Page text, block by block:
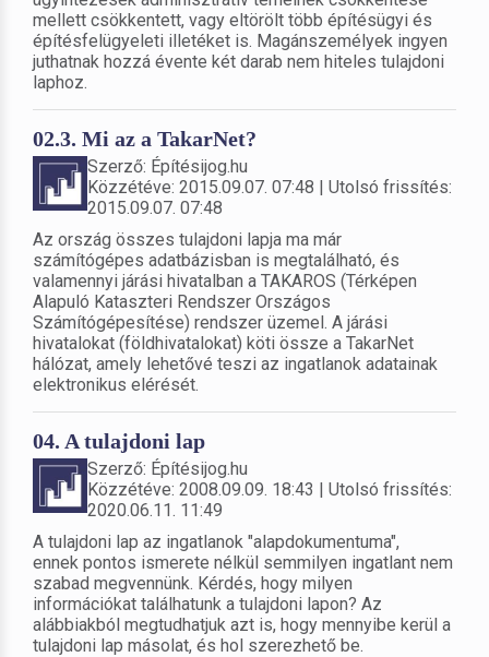
mellett csökkentett, vagy eltörölt több építésügyi és
építésfelügyeleti illetéket is. Magánszemélyek ingyen
juthatnak hozzá évente két darab nem hiteles tulajdoni
laphoz.
02.3. Mi az a TakarNet?
Szerző: Építésijog.hu
Közzétéve: 2015.09.07. 07:48 | Utolsó frissítés:
2015.09.07. 07:48
Az ország összes tulajdoni lapja ma már
számítógépes adatbázisban is megtalálható, és
valamennyi járási hivatalban a TAKAROS (Térképen
Alapuló Kataszteri Rendszer Országos
Számítógépesítése) rendszer üzemel. A járási
hivatalokat (földhivatalokat) köti össze a TakarNet
hálózat, amely lehetővé teszi az ingatlanok adatainak
elektronikus elérését.
04. A tulajdoni lap
Szerző: Építésijog.hu
Közzétéve: 2008.09.09. 18:43 | Utolsó frissítés:
2020.06.11. 11:49
A tulajdoni lap az ingatlanok "alapdokumentuma",
ennek pontos ismerete nélkül semmilyen ingatlant nem
szabad megvennünk. Kérdés, hogy milyen
információkat találhatunk a tulajdoni lapon? Az
alábbiakból megtudhatjuk azt is, hogy mennyibe kerül a
tulajdoni lap másolat, és hol szerezhető be.